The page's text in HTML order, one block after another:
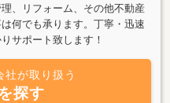
、リフォーム、その他不動産
何でも承ります。丁寧・迅速
サポート致します！
社が取り扱う
探す